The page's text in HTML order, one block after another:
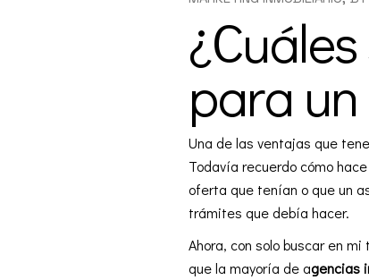
para
Una de las ventajas que
Todavía recuerdo cómo
oferta que tenían o que un
trámites que debía hacer.
Ahora, con solo buscar en
que la mayoría de agencias